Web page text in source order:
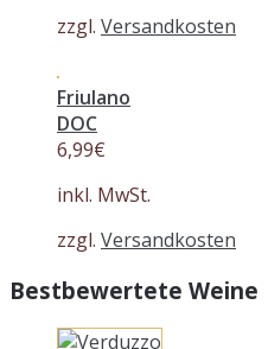
zzgl. Versandkosten
Friulano
DOC
6,99€
inkl. MwSt.
zzgl. Versandkosten
Bestbewertete Weine